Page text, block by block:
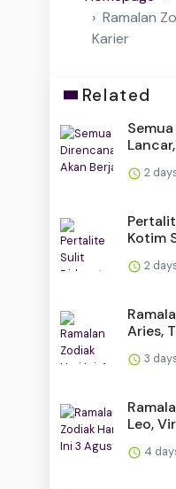
Ramalan
Karier
Related
2
Kotim
2
Aries,
3
Leo,
4